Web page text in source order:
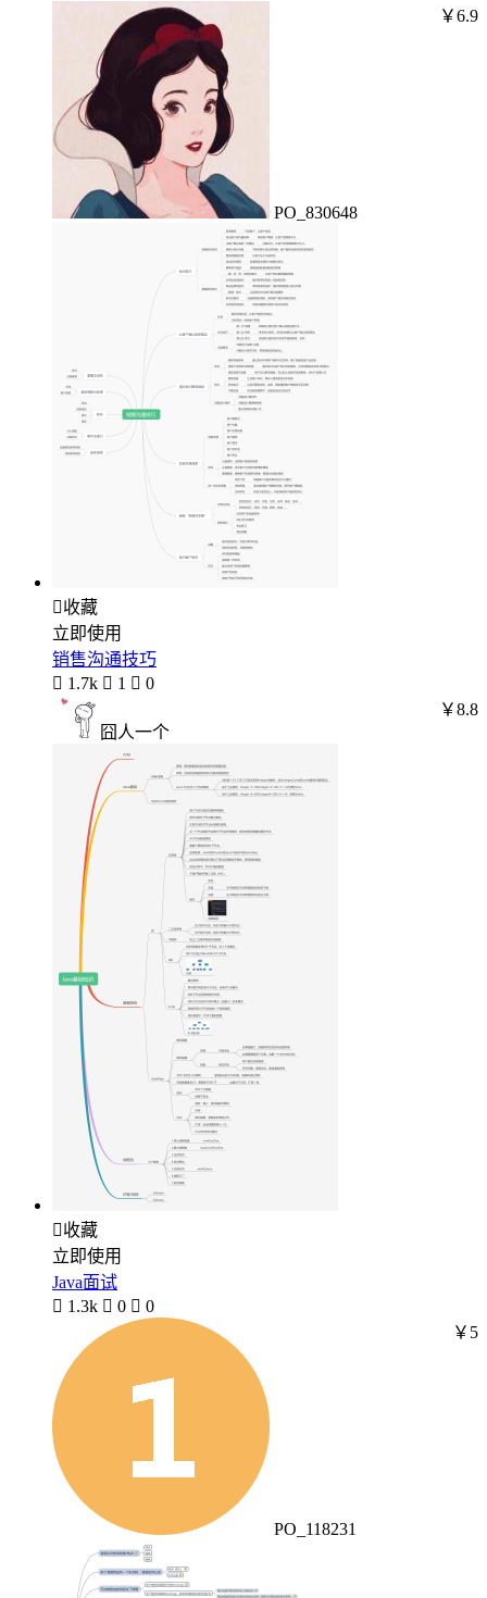
PO_830648
￥6.9
收藏
立即使用
销售沟通技巧
 1.7k  1  0
囧人一个
￥8.8
收藏
立即使用
Java面试
 1.3k  0  0
PO_118231
￥5